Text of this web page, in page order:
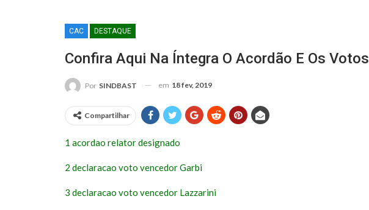
CAC DESTAQUE
Confira Aqui Na Íntegra O Acordão E Os Votos
Por SINDBAST em 18 fev, 2019
Compartilhar
1 acordao relator designado
2 declaracao voto vencedor Garbi
3 declaracao voto vencedor Lazzarini